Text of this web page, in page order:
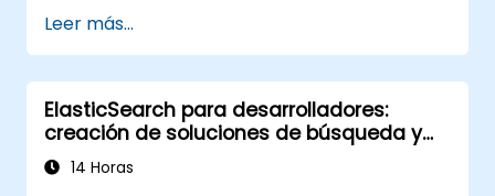
Integrarse con Kibana y Logstash para
análisis avanzados y visualización.
Ampliar la funcionalidad de Elasticsearch
mediante complementos (plugins).
Escalar Elasticsearch utilizando técnicas
de clústeres y fragmentación (sharding).
Leer más...
ElasticSearch para desarrolladores:
creación de soluciones de búsqueda y
análisis con Elasticsearch
14 Horas